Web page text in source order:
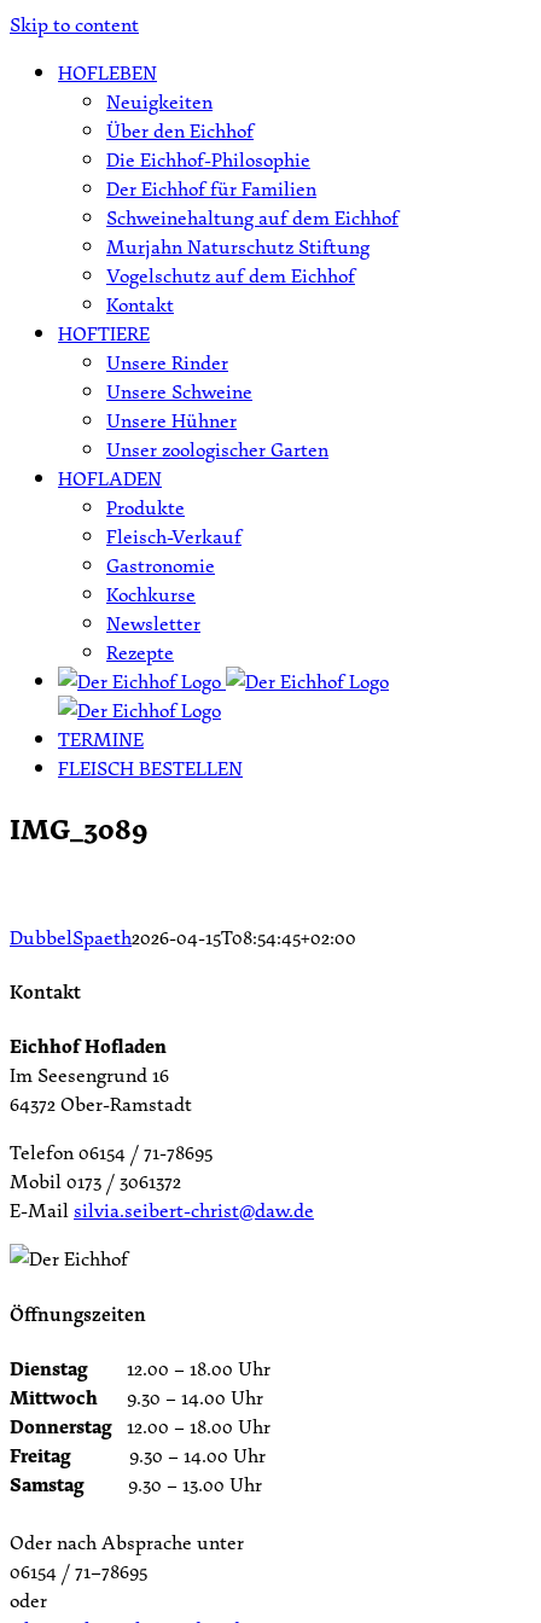
Skip to content
HOFLEBEN
Neuigkeiten
Über den Eichhof
Die Eichhof-Philosophie
Der Eichhof für Familien
Schweinehaltung auf dem Eichhof
Murjahn Naturschutz Stiftung
Vogelschutz auf dem Eichhof
Kontakt
HOFTIERE
Unsere Rinder
Unsere Schweine
Unsere Hühner
Unser zoologischer Garten
HOFLADEN
Produkte
Fleisch-Verkauf
Gastronomie
Kochkurse
Newsletter
Rezepte
TERMINE
FLEISCH BESTELLEN
IMG_3089
DubbelSpaeth2026-04-15T08:54:45+02:00
Kontakt
Eichhof Hofladen
Im Seesengrund 16
64372 Ober-Ramstadt
Telefon 06154 / 71-78695
Mobil 0173 / 3061372
E-Mailsilvia.seibert-christ@daw.de
Öffnungszeiten
Dienstag 12.00 – 18.00 Uhr
Mittwoch 9.30 – 14.00 Uhr
Donnerstag 12.00 – 18.00 Uhr
Freitag 9.30 – 14.00 Uhr
Samstag 9.30 – 13.00 Uhr
Oder nach Absprache unter
06154 / 71–78695
oder